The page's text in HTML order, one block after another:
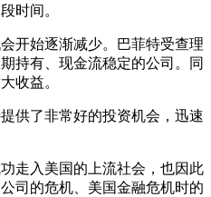
时间。
开始逐渐减少。巴菲特受查理
持有、现金流稳定的公司。同
收益。
供了非常好的投资机会，迅速
走入美国的上流社会，也因此
司的危机、美国金融危机时的